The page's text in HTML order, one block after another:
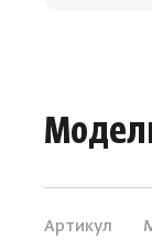
Артикул